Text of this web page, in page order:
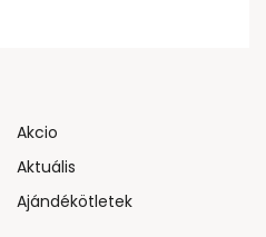
Akcio
Aktuális
Ajándékötletek